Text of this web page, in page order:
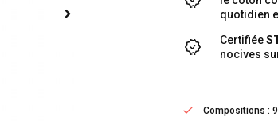
quotidien
Certifiée
nocives
Compositions :